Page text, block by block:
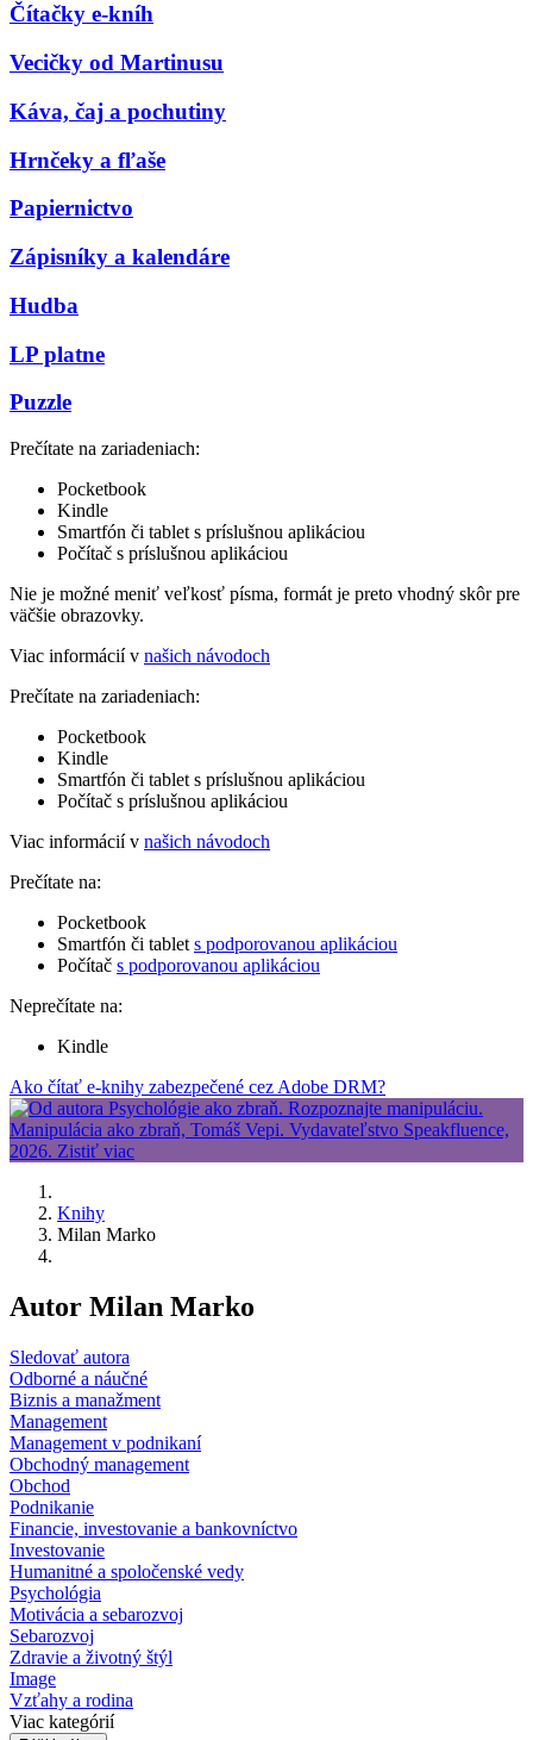
Čítačky e-kníh
Vecičky od Martinusu
Káva, čaj a pochutiny
Hrnčeky a fľaše
Papiernictvo
Zápisníky a kalendáre
Hudba
LP platne
Puzzle
Prečítate na zariadeniach:
Pocketbook
Kindle
Smartfón či tablet s príslušnou aplikáciou
Počítač s príslušnou aplikáciou
Nie je možné meniť veľkosť písma, formát je preto vhodný skôr pre
väčšie obrazovky.
Viac informácií v našich návodoch
Prečítate na zariadeniach:
Pocketbook
Kindle
Smartfón či tablet s príslušnou aplikáciou
Počítač s príslušnou aplikáciou
Viac informácií v našich návodoch
Prečítate na:
Pocketbook
Smartfón či tablet s podporovanou aplikáciou
Počítač s podporovanou aplikáciou
Neprečítate na:
Kindle
Ako čítať e-knihy zabezpečené cez Adobe DRM?
Knihy
Milan Marko
Autor Milan Marko
Sledovať autora
Odborné a náučné
Biznis a manažment
Management
Management v podnikaní
Obchodný management
Obchod
Podnikanie
Financie, investovanie a bankovníctvo
Investovanie
Humanitné a spoločenské vedy
Psychológia
Motivácia a sebarozvoj
Sebarozvoj
Zdravie a životný štýl
Image
Vzťahy a rodina
Viac kategórií